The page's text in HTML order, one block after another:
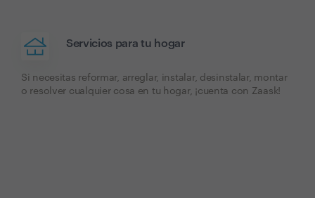
Servicios para tu hogar
Si necesitas reformar, arreglar, instalar, desinstalar, montar
o resolver cualquier cosa en tu hogar, ¡cuenta con Zaask!